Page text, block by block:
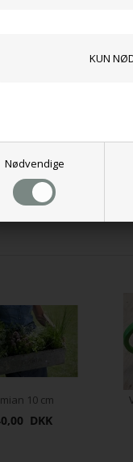
Nødvendige
Måske er
DKK
10 cm
DKK